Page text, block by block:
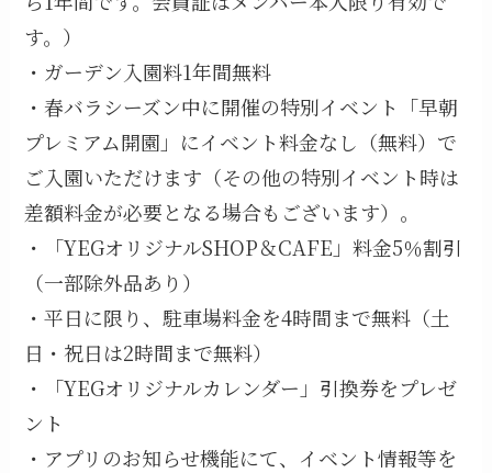
す。）
・ガーデン入園料1年間無料
・春バラシーズン中に開催の特別イベント「早朝
プレミアム開園」にイベント料金なし（無料）で
ご入園いただけます（その他の特別イベント時は
差額料金が必要となる場合もございます）。
・「YEGオリジナルSHOP＆CAFE」料金5％割引
（一部除外品あり）
・平日に限り、駐車場料金を4時間まで無料（土
日・祝日は2時間まで無料）
・「YEGオリジナルカレンダー」引換券をプレゼ
ント
・アプリのお知らせ機能にて、イベント情報等を